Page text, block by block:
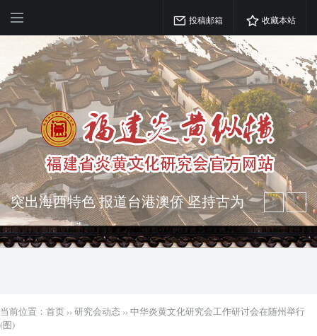
投稿邮箱 收藏本站
突出海西特色 报道台港澳侨 坚持古为
今用 力求雅俗共赏
弘扬优秀文化 振奋民族精神 介绍民族
瑰宝 宣传中华精英
当前位置： 首页 ›› 研究会动态 ›› 中华炎黄文化研究会工作研讨会在随州举行
(图)